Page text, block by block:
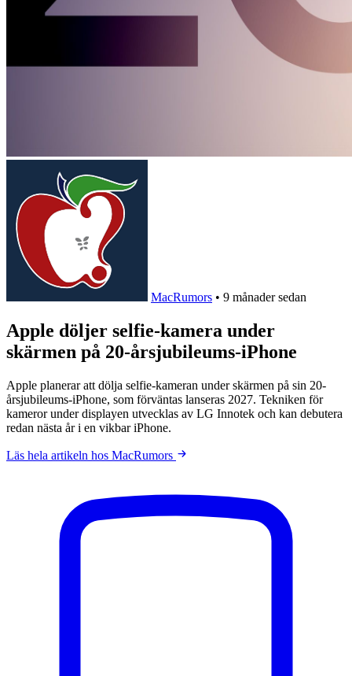
MacRumors • 9 månader sedan
Apple döljer selfie-kamera under
skärmen på 20-årsjubileums-iPhone
Apple planerar att dölja selfie-kameran under skärmen på sin 20-
årsjubileums-iPhone, som förväntas lanseras 2027. Tekniken för
kameror under displayen utvecklas av LG Innotek och kan debutera
redan nästa år i en vikbar iPhone.
Läs hela artikeln hos MacRumors